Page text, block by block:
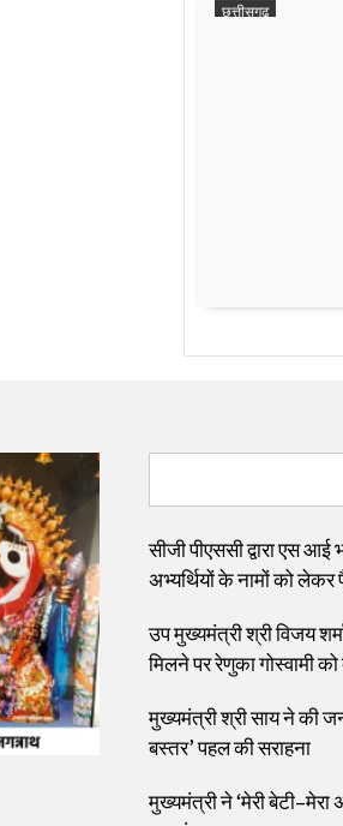
छत्तीसगढ़
सीजी पीएससी द्वारा एस आई
अभ्यर्थियों के नामों को
उप मुख्यमंत्री श्री विजय
मिलने पर रेणुका गोस्वामी को
मुख्यमंत्री श्री साय ने की
बस्तर’ पहल की सराहना
मुख्यमंत्री ने ‘मेरी बेटी–मेरा